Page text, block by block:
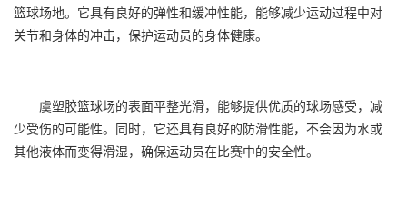
篮球场地。它具有良好的弹性和缓冲性能，能够减少运动过程中对
关节和身体的冲击，保护运动员的身体健康。
虞塑胶篮球场的表面平整光滑，能够提供优质的球场感受，减
少受伤的可能性。同时，它还具有良好的防滑性能，不会因为水或
其他液体而变得滑湿，确保运动员在比赛中的安全性。